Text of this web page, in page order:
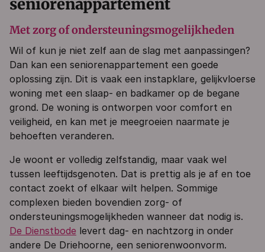
seniorenappartement
Met zorg of ondersteuningsmogelijkheden
Wil of kun je niet zelf aan de slag met aanpassingen?
Dan kan een seniorenappartement een goede
oplossing zijn. Dit is vaak een instapklare, gelijkvloerse
woning met een slaap- en badkamer op de begane
grond. De woning is ontworpen voor comfort en
veiligheid, en kan met je meegroeien naarmate je
behoeften veranderen.
Je woont er volledig zelfstandig, maar vaak wel
tussen leeftijdsgenoten. Dat is prettig als je af en toe
contact zoekt of elkaar wilt helpen. Sommige
complexen bieden bovendien zorg- of
ondersteuningsmogelijkheden wanneer dat nodig is.
De Dienstbode levert dag- en nachtzorg in onder
andere De Driehoorne, een seniorenwoonvorm.